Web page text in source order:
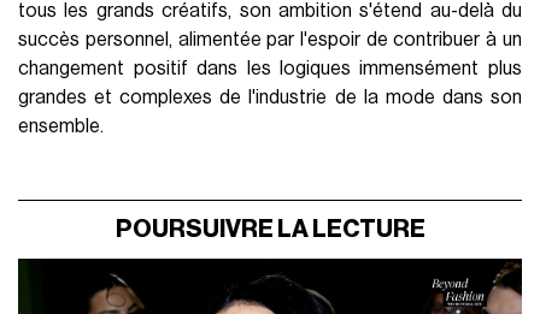
tous les grands créatifs, son ambition s'étend au-delà du
succès personnel, alimentée par l'espoir de contribuer à un
changement positif dans les logiques immensément plus
grandes et complexes de l'industrie de la mode dans son
ensemble.
POURSUIVRE LA LECTURE